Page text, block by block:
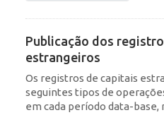
Publicação dos
estrangeiros
Os registros de capitais
seguintes tipos de
em cada período data-